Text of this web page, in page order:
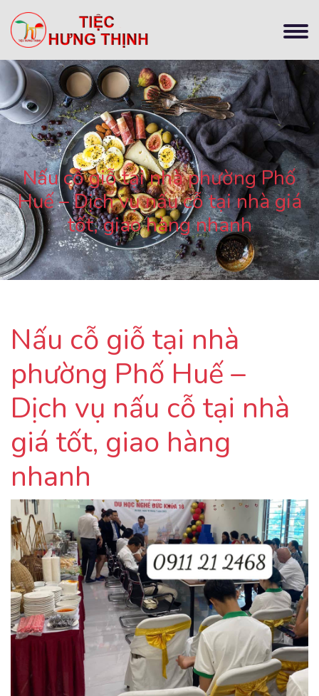
Nấu cỗ giỗ tại nhà phường Phố
Huế – Dịch vụ nấu cỗ tại nhà giá
tốt, giao hàng nhanh
Nấu cỗ giỗ tại nhà
phường Phố Huế –
Dịch vụ nấu cỗ tại nhà
giá tốt, giao hàng
nhanh